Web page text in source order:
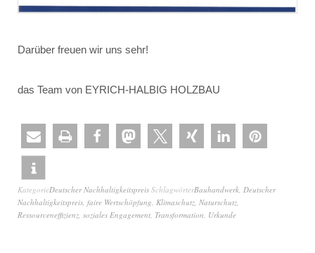
Darüber freuen wir uns sehr!
das Team von EYRICH-HALBIG HOLZBAU
KategorieDeutscher Nachhaltigkeitspreis SchlagwörterBauhandwerk, Deutscher
Nachhaltigkeitspreis, faire Wertschöpfung, Klimaschutz, Naturschutz,
Ressourceneffizienz, soziales Engagement, Transformation, Urkunde